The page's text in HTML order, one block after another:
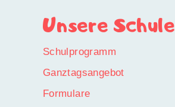
Unsere Schule
Schulprogramm
Ganztagsangebot
Formulare